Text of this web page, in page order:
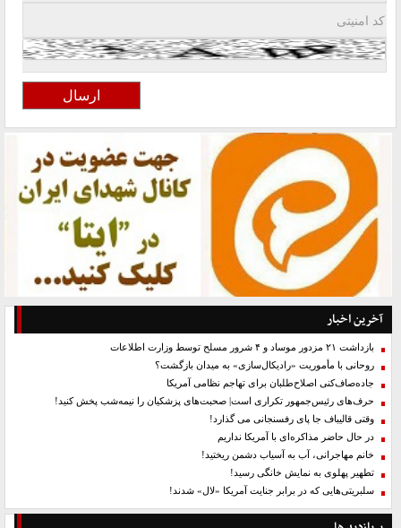
آخرین اخبار
بازداشت ۲۱ مزدور موساد و ۴ شرور مسلح توسط وزارت اطلاعات
روحانی با مأموریت «رادیکال‌سازی» به میدان بازگشت؟
جاده‌صاف‌کنی اصلاح‌طلبان برای تهاجم نظامی آمریکا
حرف‌های رئیس‌جمهور تکراری است| صحبت‌های پزشکیان را نیمه‌شب پخش کنید!
وقتی قالیباف جا پای رفسنجانی می گذارد!
در حال حاضر مذاکره‌ای با آمریکا نداریم
خانم مهاجرانی، آب به آسیاب دشمن ریختید!
تطهیر پهلوی به نمایش خانگی رسید!
سلبریتی‌هایی که در برابر جنایت آمریکا «لال» شدند!